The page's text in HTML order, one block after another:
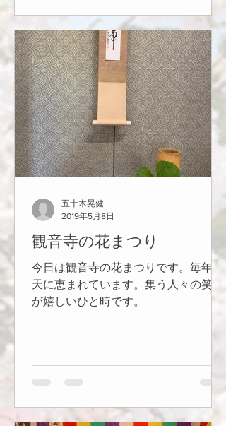
観音寺の花まつり
今日は観音寺の花まつりです。毎年晴
天に恵まれています。集う人々の笑顔
が嬉しいひと時です。
五十木晃健
2019年5月8日